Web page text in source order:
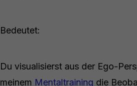
Bedeutet:
Du visualisierst aus der Ego-
meinem Mentaltraining die